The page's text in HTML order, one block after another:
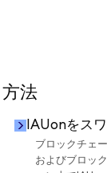
法
IAUonをス
ブロックチェ
およびブロッ